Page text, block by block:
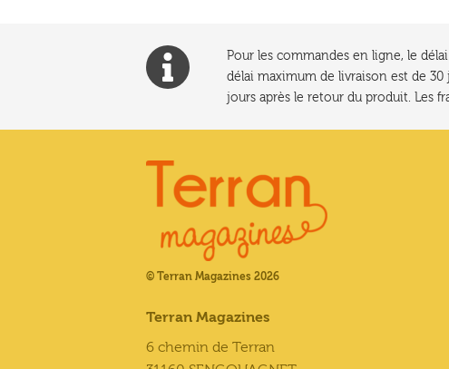
Pour les commandes en ligne, le
délai maximum de livraison est de
jours après le retour du produit. Les
© Terran Magazines 2026
Terran Magazines
6 chemin de Terran